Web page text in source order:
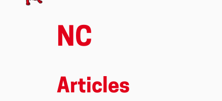
NC
Articles